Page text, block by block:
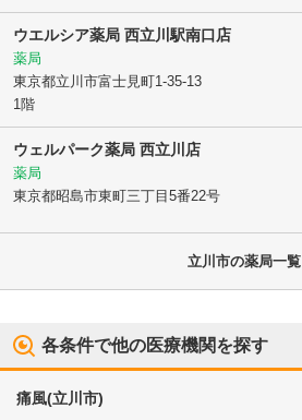
ウエルシア薬局 西立川駅南口店
薬局
東京都立川市富士見町1-35-13
1階
ウェルパーク薬局 西立川店
薬局
東京都昭島市東町三丁目5番22号
立川市の薬局一覧
各条件で他の医療機関を探す
痛風(立川市)